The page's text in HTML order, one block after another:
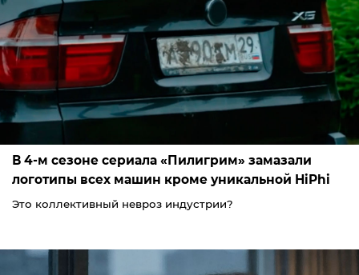
В 4-м сезоне сериала «Пилигрим» замазали
логотипы всех машин кроме уникальной HiPhi
Это коллективный невроз индустрии?